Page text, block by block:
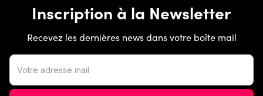
Inscription à la Newsletter
Recevez les dernières news dans votre boîte mail